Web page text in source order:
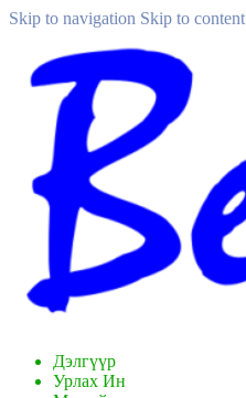
Skip to navigation Skip to content
Дэлгүүр
Урлах Ин